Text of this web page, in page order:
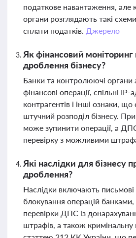
податкове навантаження, але
органи розглядають такі
сплати податків. Джерело
Як фінансовий моніторинг
дроблення бізнесу?
Банки та контролюючі органи
фінансові операції, спільні IP-
контрагентів і інші ознаки, що
штучний розподіл бізнесу.
може зупинити операції, а
перевірку з можливими
Які наслідки для бізнесу
дроблення?
Наслідки включають письмові
блокування операцій
перевірки ДПС із
штрафів, а також кримінальну